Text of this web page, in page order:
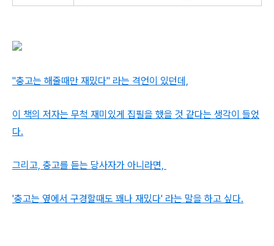
"충고는 해줄때만 재밌다" 라는 격언이 있던데,
이 책의 저자는 무척 재미있게 집필을 했을 것 같다는 생각이 들었
다.
그리고, 충고를 듣는 당사자가 아니라면,
'충고는 옆에서 구경할때도 꽤나 재밌다' 라는 말을 하고 싶다.